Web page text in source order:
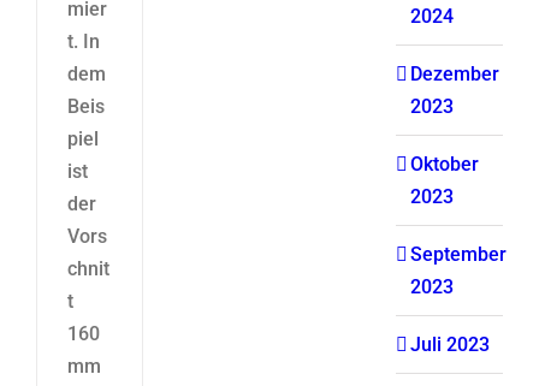
mier
t. In
dem
Beis
piel
ist
der
Vors
chnit
t
160
mm
2024
Dezember
2023
Oktober
2023
September
2023
Juli 2023